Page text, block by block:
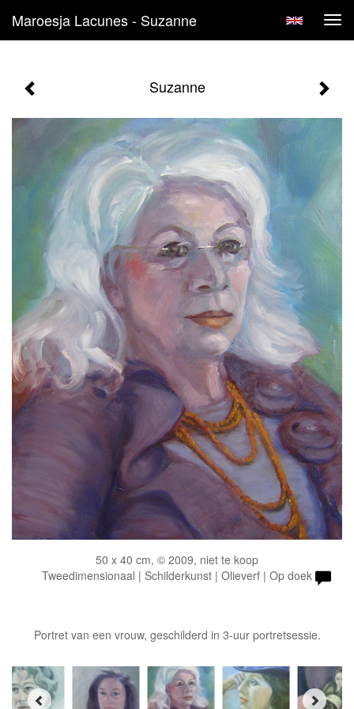
Maroesja Lacunes - Suzanne
Suzanne
50 x 40 cm, © 2009, niet te koop
Tweedimensionaal | Schilderkunst | Olieverf | Op doek
Portret van een vrouw, geschilderd in 3-uur portretsessie.